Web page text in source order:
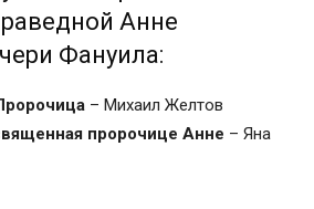
Анне
матери Богородицы
молитва
и молитвы
Анне
Фануила:
– Михаил Желтов
пророчице Анне – Яна